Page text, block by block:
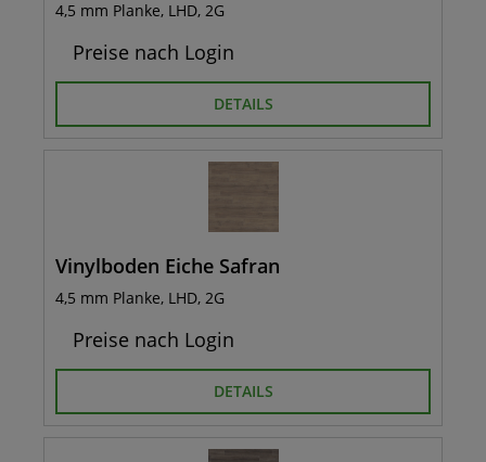
4,5 mm Planke, LHD, 2G
Preise nach Login
DETAILS
Vinylboden Eiche Safran
4,5 mm Planke, LHD, 2G
Preise nach Login
DETAILS